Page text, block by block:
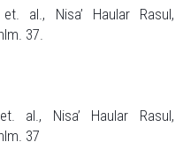
al., Nisa’ Haular Rasul,
37.
al., Nisa’ Haular Rasul,
37